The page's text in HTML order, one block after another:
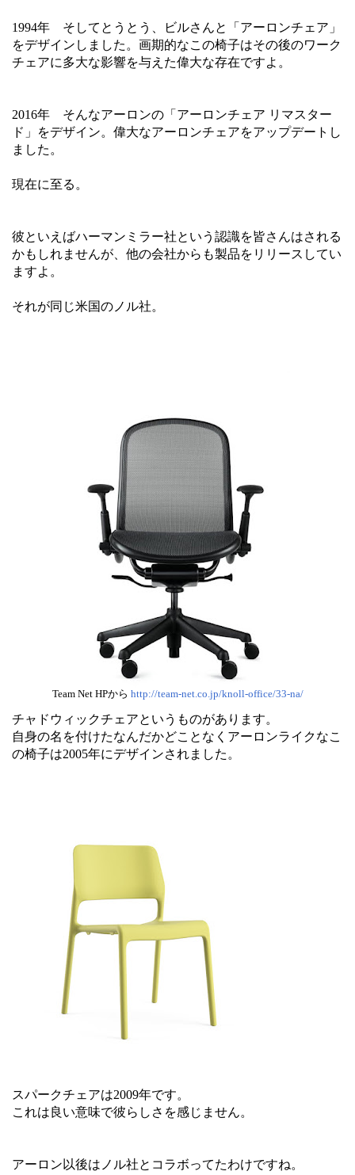
1994年 そしてとうとう、ビルさんと「アーロンチェア」
をデザインしました。画期的なこの椅子はその後のワーク
チェアに多大な影響を与えた偉大な存在ですよ。
2016年 そんなアーロンの「アーロンチェア リマスター
ド」をデザイン。偉大なアーロンチェアをアップデートし
ました。
現在に至る。
彼といえばハーマンミラー社という認識を皆さんはされる
かもしれませんが、他の会社からも製品をリリースしてい
ますよ。
それが同じ米国のノル社。
Team Net HPから http://team-net.co.jp/knoll-office/33-na/
チャドウィックチェアというものがあります。
自身の名を付けたなんだかどことなくアーロンライクなこ
の椅子は2005年にデザインされました。
スパークチェアは2009年です。
これは良い意味で彼らしさを感じません。
アーロン以後はノル社とコラボってたわけですね。